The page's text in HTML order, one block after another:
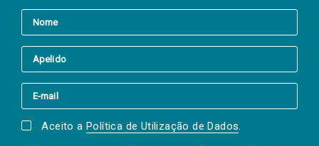
Aceito a Política de Utilização de Dados.